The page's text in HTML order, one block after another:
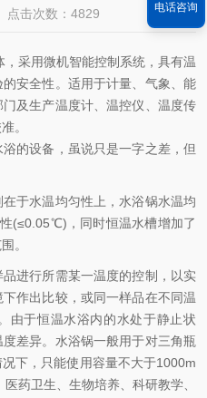
点击次数：4829
采用微机智能控制系统，具有温
安全性。适用于计量、气象、能
及生产温度计、温控仪、温度传
。
设备，虽说只是一字之差，但
于水温均匀性上，水浴锅水温均
(≤0.05℃)，同时恒温水槽增加了
。
进行所需某一温度的控制，以实
作出比较，或同一样品在不同温
由于恒温水浴内的水处于静止状
差异。水浴锅一般用于对三角瓶
下，只能使用容量不大于1000m
药卫生、生物培养、科研教学、
电话咨询